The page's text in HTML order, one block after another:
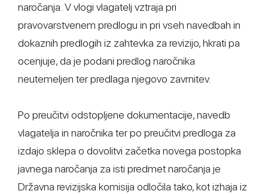
naročanja. V vlogi vlagatelj vztraja pri
pravovarstvenem predlogu in pri vseh navedbah in
dokaznih predlogih iz zahtevka za revizijo, hkrati pa
ocenjuje, da je podani predlog naročnika
neutemeljen ter predlaga njegovo zavrnitev.
Po preučitvi odstopljene dokumentacije, navedb
vlagatelja in naročnika ter po preučitvi predloga za
izdajo sklepa o dovolitvi začetka novega postopka
javnega naročanja za isti predmet naročanja je
Državna revizijska komisija odločila tako, kot izhaja iz